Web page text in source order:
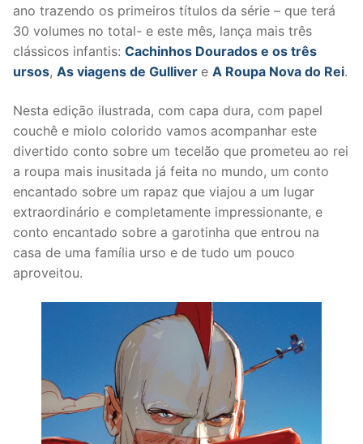
ano trazendo os primeiros títulos da série – que terá
30 volumes no total- e este mês, lança mais três
clássicos infantis: Cachinhos Dourados e os três
ursos, As viagens de Gulliver e A Roupa Nova do Rei.
Nesta edição ilustrada, com capa dura, com papel
couchê e miolo colorido vamos acompanhar este
divertido conto sobre um tecelão que prometeu ao rei
a roupa mais inusitada já feita no mundo, um conto
encantado sobre um rapaz que viajou a um lugar
extraordinário e completamente impressionante, e
conto encantado sobre a garotinha que entrou na
casa de uma família urso e de tudo um pouco
aproveitou.